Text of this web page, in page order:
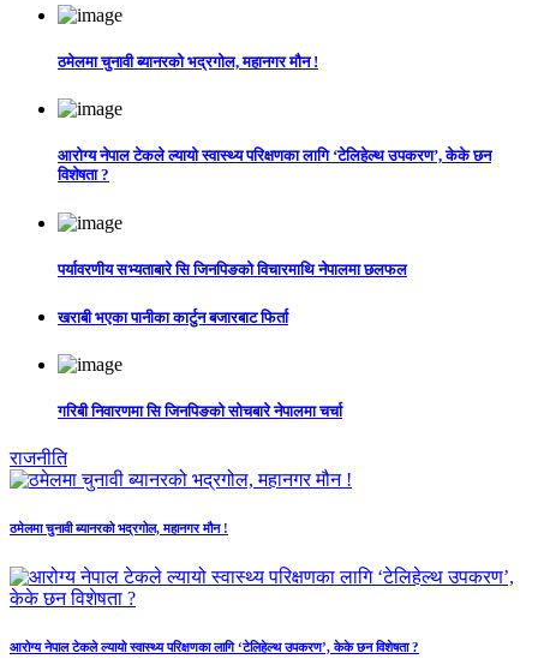
ठमेलमा चुनावी ब्यानरको भद्रगोल, महानगर मौन !
आरोग्य नेपाल टेकले ल्यायो स्वास्थ्य परिक्षणका लागि ‘टेलिहेल्थ उपकरण’, केके छन
विशेषता ?
पर्यावरणीय सभ्यताबारे सि जिनपिङको विचारमाथि नेपालमा छलफल
खराबी भएका पानीका कार्टुन बजारबाट फिर्ता
गरिबी निवारणमा सि जिनपिङको सोचबारे नेपालमा चर्चा
राजनीति
ठमेलमा चुनावी ब्यानरको भद्रगोल, महानगर मौन !
आरोग्य नेपाल टेकले ल्यायो स्वास्थ्य परिक्षणका लागि ‘टेलिहेल्थ उपकरण’, केके छन विशेषता ?